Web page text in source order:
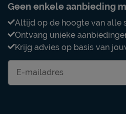
Geen enkele aanbieding
Altijd op de hoogte van alle
Ontvang unieke
Krijg advies op basis van